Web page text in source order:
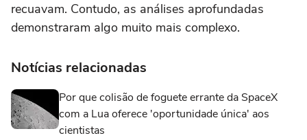
recuavam. Contudo, as análises aprofundadas
demonstraram algo muito mais complexo.
Notícias relacionadas
Por que colisão de foguete errante da SpaceX
com a Lua oferece 'oportunidade única' aos
cientistas